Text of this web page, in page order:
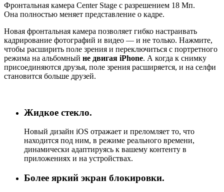
Фронтальная камера Center Stage с разрешением 18 Мп.
Она полностью меняет представление о кадре.
Новая фронтальная камера позволяет гибко настраивать
кадрирование фотографий и видео — и не только. Нажмите,
чтобы расширить поле зрения и переключиться с портретного
режима на альбомный не двигая iPhone. А когда к снимку
присоединяются друзья, поле зрения расширяется, и на селфи
становится больше друзей.
Жидкое стекло.
Новый дизайн iOS отражает и преломляет то, что
находится под ним, в режиме реального времени,
динамически адаптируясь к вашему контенту в
приложениях и на устройствах.
Более яркий экран блокировки.